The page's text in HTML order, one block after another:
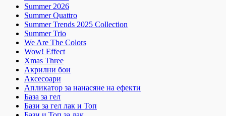
Summer 2026
Summer Quattro
Summer Trends 2025 Collection
Summer Trio
We Are The Colors
Wow! Effect
Xmas Three
Акрилни бои
Аксесоари
Апликатор за нанасяне на ефекти
База за гел
Бази за гел лак и Топ